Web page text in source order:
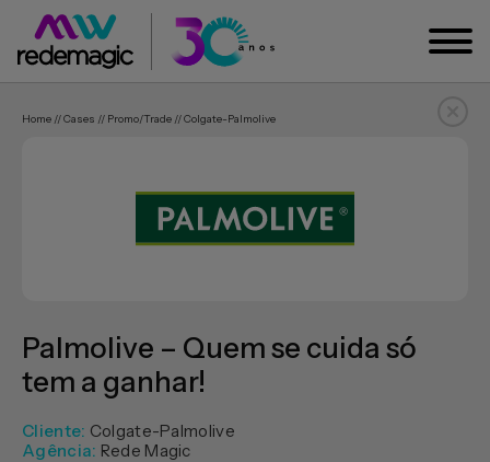
Home // Cases // Promo/trade // Colgate-Palmolive
Palmolive – Quem se cuida só
tem a ganhar!
Cliente: Colgate-Palmolive
Agência: Rede Magic